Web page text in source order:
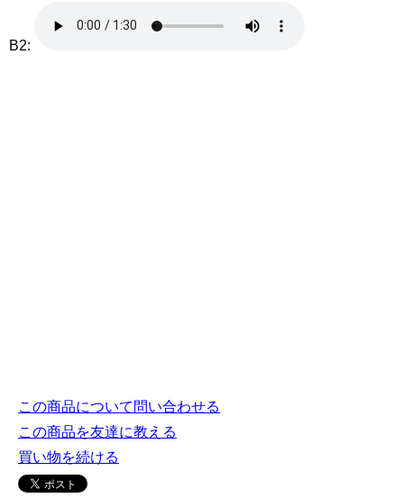
B2:
この商品について問い合わせる
この商品を友達に教える
買い物を続ける